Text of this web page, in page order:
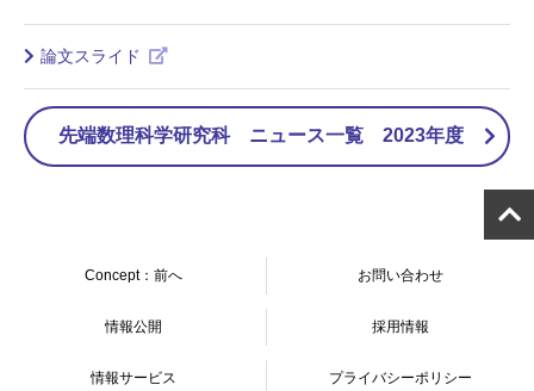
論文スライド
先端数理科学研究科 ニュース一覧 2023年度
Concept：前へ お問い合わせ
情報公開 採用情報
情報サービス プライバシーポリシー